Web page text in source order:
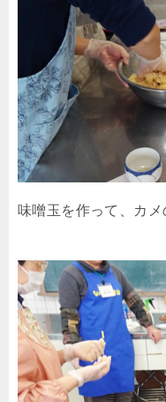
味噌玉を作って、カメ